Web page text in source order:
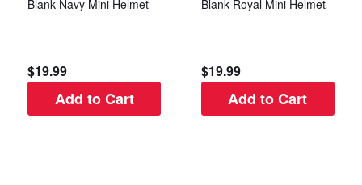
Blank Navy Mini Helmet
$19.99
Add to Cart
Blank Royal Mini Helmet
$19.99
Add to Cart